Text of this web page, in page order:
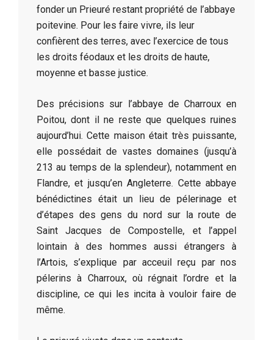
fonder un Prieuré restant propriété de l’abbaye
poitevine. Pour les faire vivre, ils leur
confièrent des terres, avec l’exercice de tous
les droits féodaux et les droits de haute,
moyenne et basse justice.
Des précisions sur l’abbaye de Charroux en
Poitou, dont il ne reste que quelques ruines
aujourd’hui. Cette maison était très puissante,
elle possédait de vastes domaines (jusqu’à
213 au temps de la splendeur), notamment en
Flandre, et jusqu’en Angleterre. Cette abbaye
bénédictines était un lieu de pélerinage et
d’étapes des gens du nord sur la route de
Saint Jacques de Compostelle, et l’appel
lointain à des hommes aussi étrangers à
l’Artois, s’explique par acceuil reçu par nos
pélerins à Charroux, où régnait l’ordre et la
discipline, ce qui les incita à vouloir faire de
même.